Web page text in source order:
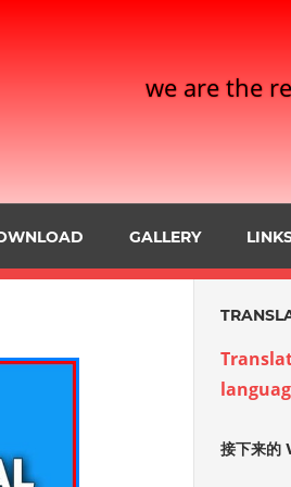
we are the
GALLERY
接下来的